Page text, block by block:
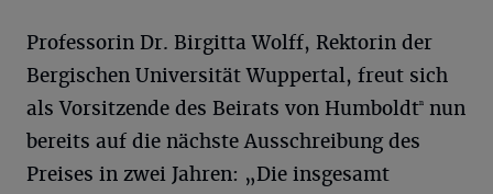
Professorin Dr. Birgitta Wolff, Rektorin der
Bergischen Universität Wuppertal, freut sich
als Vorsitzende des Beirats von Humboldtⁿ nun
bereits auf die nächste Ausschreibung des
Preises in zwei Jahren: „Die insgesamt